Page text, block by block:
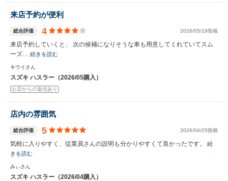
来店予約が便利
総合評価 4 2026/05/19投稿
来店予約していくと、 次の候補になりそうな車も用意してくれていてスム
ーズ… 続きを読む
キウイさん
スズキ ハスラー（2026/05購入）
お店からの返信あり
店内の雰囲気
総合評価 5 2026/04/25投稿
気軽に入りやすく、従業員さんの説明も分かりやすくて良かったです。 続
きを読む
みぃさん
スズキ ハスラー（2026/04購入）